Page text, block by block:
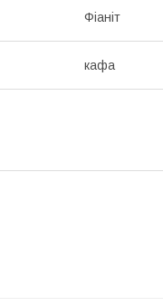
Фіаніт
кафа